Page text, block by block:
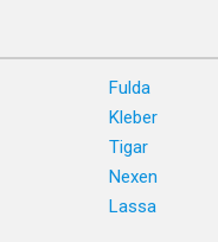
Fulda
Kleber
Tigar
Nexen
Lassa